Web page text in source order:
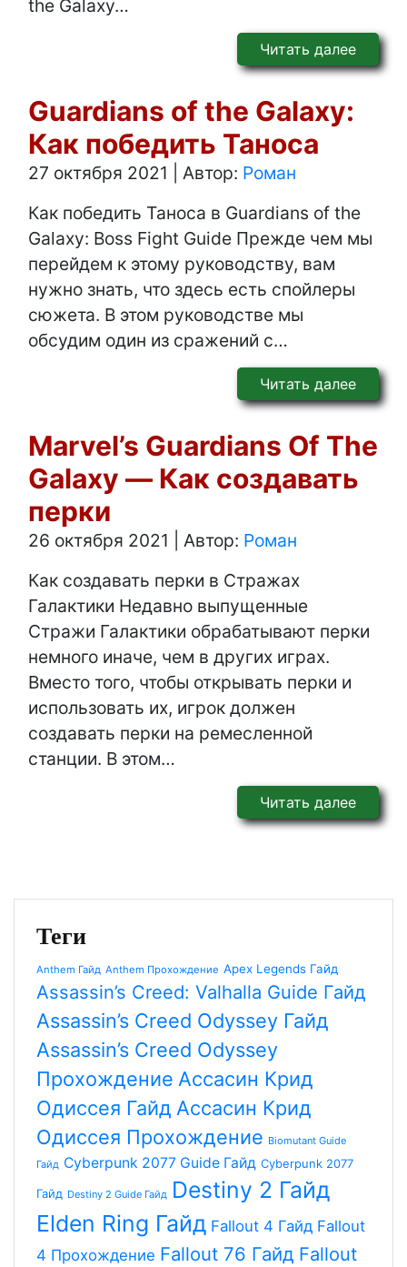
the Galaxy…
Читать далее
Guardians of the Galaxy:
Как победить Таноса
27 октября 2021 Автор: Роман
Как победить Таноса в Guardians of the
Galaxy: Boss Fight Guide Прежде чем мы
перейдем к этому руководству, вам
нужно знать, что здесь есть спойлеры
сюжета. В этом руководстве мы
обсудим один из сражений с…
Читать далее
Marvel’s Guardians Of The
Galaxy — Как создавать
перки
26 октября 2021 Автор: Роман
Как создавать перки в Стражах
Галактики Недавно выпущенные
Стражи Галактики обрабатывают перки
немного иначе, чем в других играх.
Вместо того, чтобы открывать перки и
использовать их, игрок должен
создавать перки на ремесленной
станции. В этом…
Читать далее
Теги
Anthem Гайд Anthem Прохождение Apex Legends Гайд
Assassin’s Creed: Valhalla Guide Гайд
Assassin’s Creed Odyssey Гайд
Assassin’s Creed Odyssey
Прохождение Aссасин Крид
Одиссея Гайд Aссасин Крид
Одиссея Прохождение Biomutant Guide
Гайд Cyberpunk 2077 Guide Гайд Cyberpunk 2077
Гайд Destiny 2 Guide Гайд Destiny 2 Гайд
Elden Ring Гайд Fallout 4 Гайд Fallout
4 Прохождение Fallout 76 Гайд Fallout